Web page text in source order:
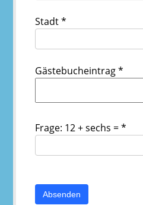
Stadt*
Gästebucheintrag*
Frage: 12 + sechs =*